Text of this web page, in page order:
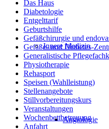
Innere Medizin
Angiologie
Das Haus
Diabetologie
Entgelttarif
Geburtshilfe
Gefäßchirurgie und
Gefäße- und Diabetes-
Generalistische
Physiotherapie
Rehasport
Speisen (Wahlleistung)
Stellenangebote
Stillvorbereitungskurs
Veranstaltungen
Wochenbettbetreuung
Anfahrt